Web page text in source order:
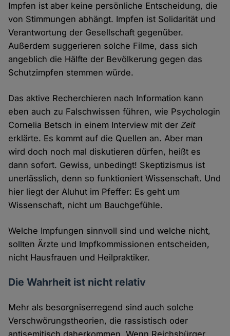
Impfen ist aber keine persönliche Entscheidung, die
von Stimmungen abhängt. Impfen ist Solidarität und
Verantwortung der Gesellschaft gegenüber.
Außerdem suggerieren solche Filme, dass sich
angeblich die Hälfte der Bevölkerung gegen das
Schutzimpfen stemmen würde.
Das aktive Recherchieren nach Information kann
eben auch zu Falschwissen führen, wie Psychologin
Cornelia Betsch in einem Interview mit derZeit
erklärte. Es kommt auf die Quellen an. Aber man
wird doch noch mal diskutieren dürfen, heißt es
dann sofort. Gewiss, unbedingt! Skeptizismus ist
unerlässlich, denn so funktioniert Wissenschaft. Und
hier liegt der Aluhut im Pfeffer: Es geht um
Wissenschaft, nicht um Bauchgefühle.
Welche Impfungen sinnvoll sind und welche nicht,
sollten Ärzte und Impfkommissionen entscheiden,
nicht Hausfrauen und Heilpraktiker.
Die Wahrheit ist nicht relativ
Mehr als besorgniserregend sind auch solche
Verschwörungstheorien, die rassistisch oder